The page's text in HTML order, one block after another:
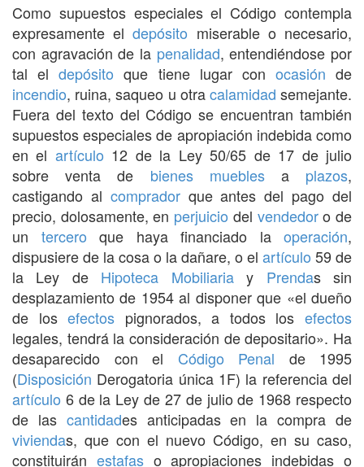
Como supuestos especiales el Código contempla
expresamente eldepósito miserable o necesario,
con agravación de la penalidad, entendiéndose por
tal eldepósito que tiene lugar con ocasión de
incendio, ruina, saqueo u otracalamidad semejante.
Fuera del texto del Código se encuentran también
supuestos especiales de apropiación indebida como
en el artículo 12 de la Ley 50/65 de 17 de julio
sobre venta de bienes mueblesa plazos,
castigando al compradorque antes del pago del
precio, dolosamente, en perjuicio del vendedoro de
un tercero que haya financiado la operación,
dispusiere de la cosa o la dañare, o el artículo 59 de
la Ley de Hipoteca Mobiliariay Prendas sin
desplazamiento de 1954 al disponer que «el dueño
de losefectos pignorados, a todos losefectos
legales, tendrá la consideración de depositario». Ha
desaparecido con el Código Penal de 1995
(Disposición Derogatoria única 1F) la referencia del
artículo 6 de la Ley de 27 de julio de 1968 respecto
de las cantidades anticipadas en la compra de
viviendas, que con el nuevo Código, en su caso,
constituirán estafaso apropiaciones indebidas o